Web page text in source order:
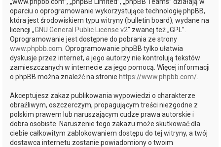
oparciu o oprogramowanie wykorzystujące technologię phpBB,
która jest środowiskiem typu witryny (bulletin board), wydane na
licencji „GNU General Public License v2” zwanej też „GPL”.
Oprogramowanie jest dostępne do pobrania ze strony
www.phpbb.com . Oprogramowanie phpBB tylko ułatwia
dyskusje przez internet, a jego autorzy nie kontrolują tekstów
zamieszczanych w internecie za jego pomocą. Więcej informacji
o phpBB można znaleźć na stronie https://www.phpbb.com/
Akceptujesz zakaz publikowania wypowiedzi o charakterze
obraźliwym, oszczerczym, propagującym treści niezgodne z
polskim prawem lub naruszającym cudze prawa autorskie i
dobra osobiste. Naruszenie tego zakazu może skutkować dla
ciebie całkowitym zablokowaniem dostępu do tej witryny, a twój
dostawca internetu zostanie powiadomiony o twoim